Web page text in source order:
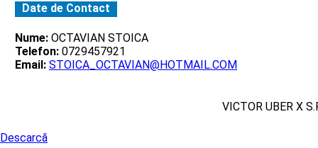
Date de Contact
Nume: OCTAVIAN STOICA
Telefon: 0729457921
Email: STOICA_OCTAVIAN@HOTMAIL.COM
VICTOR UBER X
Descarcă